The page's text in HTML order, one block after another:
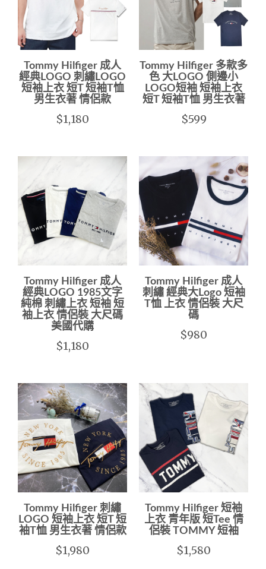
Tommy Hilfiger 成人
經典LOGO 刺繡LOGO
短袖上衣 短T 短袖T恤
男生衣著 情侶款
$1,180
Tommy Hilfiger 多款多
色 大LOGO 側邊小
LOGO短袖 短袖上衣
短T 短袖T恤 男生衣著
$599
Tommy Hilfiger 成人
經典LOGO 1985文字
純棉 刺繡上衣 短袖 短
袖上衣 情侶裝 大尺碼
美國代購
$1,180
Tommy Hilfiger 成人
刺繡 經典大Logo 短袖
T恤 上衣 情侶裝 大尺
碼
$980
Tommy Hilfiger 刺繡
LOGO 短袖上衣 短T 短
袖T恤 男生衣著 情侶款
$1,980
Tommy Hilfiger 短袖
上衣 青年版 短Tee 情
侶裝 TOMMY 短袖
$1,580